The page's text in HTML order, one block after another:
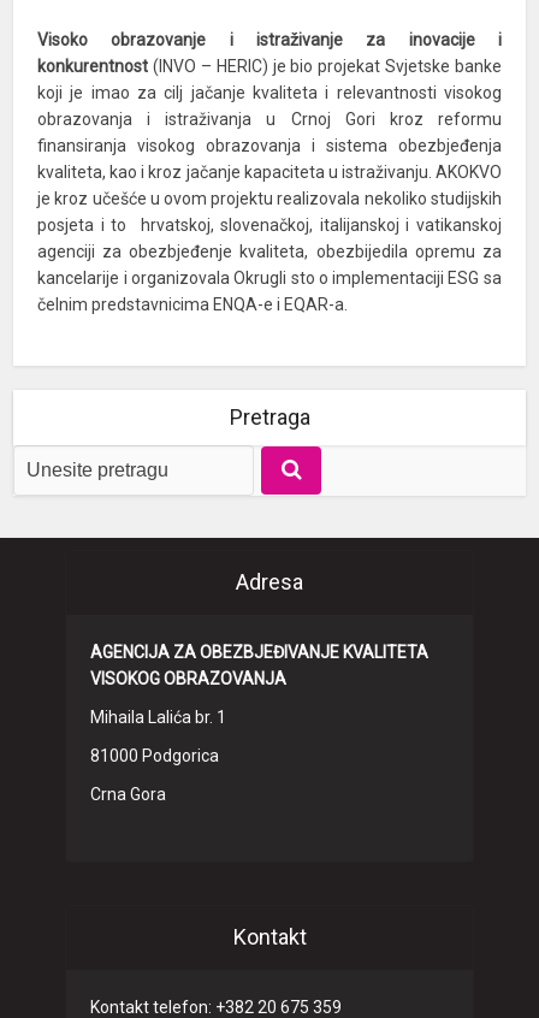
Visoko obrazovanje i istraživanje za inovacije i
konkurentnost (INVO – HERIC) je bio projekat Svjetske banke
koji je imao za cilj jačanje kvaliteta i relevantnosti visokog
obrazovanja i istraživanja u Crnoj Gori kroz reformu
finansiranja visokog obrazovanja i sistema obezbjeđenja
kvaliteta, kao i kroz jačanje kapaciteta u istraživanju. AKOKVO
je kroz učešće u ovom projektu realizovala nekoliko studijskih
posjeta i to hrvatskoj, slovenačkoj, italijanskoj i vatikanskoj
agenciji za obezbjeđenje kvaliteta, obezbijedila opremu za
kancelarije i organizovala Okrugli sto o implementaciji ESG sa
čelnim predstavnicima ENQA-e i EQAR-a.
Pretraga
Adresa
AGENCIJA ZA OBEZBJEĐIVANJE KVALITETA
VISOKOG OBRAZOVANJA
Mihaila Lalića br. 1
81000 Podgorica
Crna Gora
Kontakt
Kontakt telefon: +382 20 675 359